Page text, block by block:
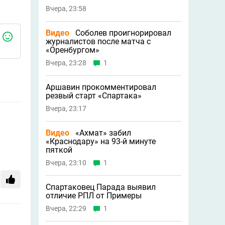
Вчера, 23:58
Видео
Соболев проигнорировал
журналистов после матча с
«Оренбургом»
Вчера, 23:28 1
Аршавин прокомментировал
резвый старт «Спартака»
Вчера, 23:17
Видео
«Ахмат» забил
«Краснодару» на 93-й минуте
пяткой
Вчера, 23:10 1
Спартаковец Парада выявил
отличие РПЛ от Примеры
Вчера, 22:29 1